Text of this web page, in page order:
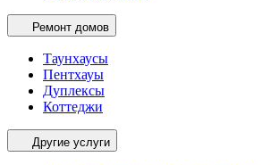
Ремонт домов
Таунхаусы
Пентхауы
Дуплексы
Коттеджи
Другие услуги